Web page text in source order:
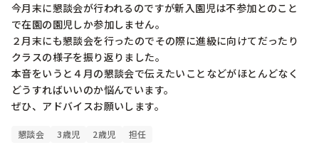
今月末に懇談会が行われるのですが新入園児は不参加とのこと
で在園の園児しか参加しません。
２月末にも懇談会を行ったのでその際に進級に向けてだったり
クラスの様子を振り返りました。
本音をいうと４月の懇談会で伝えたいことなどがほとんどなく
どうすればいいのか悩んでいます。
ぜひ、アドバイスお願いします。
懇談会 3歳児 2歳児 担任